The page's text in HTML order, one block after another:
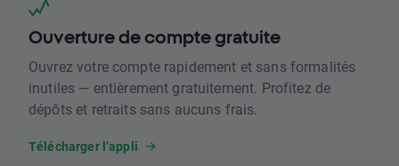
Ouverture de compte gratuite
Ouvrez votre compte rapidement et sans formalités
inutiles — entièrement gratuitement. Profitez de
dépôts et retraits sans aucuns frais.
Télécharger l’appli